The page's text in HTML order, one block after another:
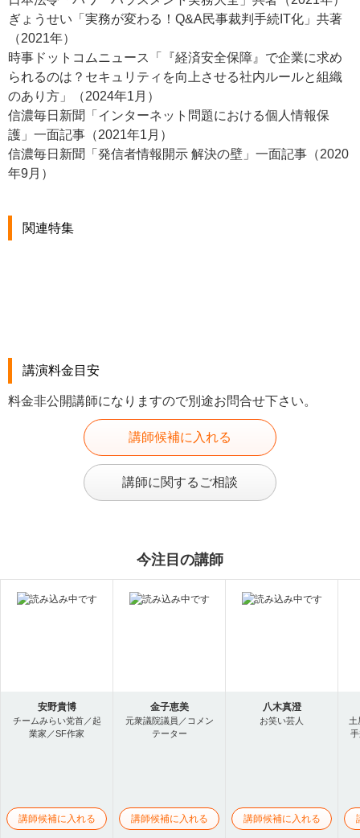
ぎょうせい「実務が変わる！Q&A民事裁判手続IT化」共著
（2021年）
時事ドットコムニュース「『経済安全保障』で企業に求め
られるのは？セキュリティを向上させる社内ルールと組織
のあり方」（2024年1月）
信濃毎日新聞「インターネット問題における個人情報保
護」一面記事（2021年1月）
信濃毎日新聞「発信者情報開示 解決の壁」一面記事（2020
年9月）
関連特集
講演料金目安
料金非公開講師になりますので別途お問合せ下さい。
講師候補に入れる
講師に関するご相談
今注目の講師
安野貴博
チームみらい党首／起
業家／SF作家
講師候補に入れる
金子恵美
元衆議院議員／コメン
テーター
講師候補に入れる
八木真澄
お笑い芸人
講師候補に入れる
土